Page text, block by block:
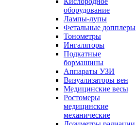
оборудование
Лампы-лупы
Фетальные допплеры
Тонометры
Ингаляторы
Подкатные
бормашины
Аппараты УЗИ
Визуализаторы вен
Медицинские весы
Ростомеры
медицинские
механические